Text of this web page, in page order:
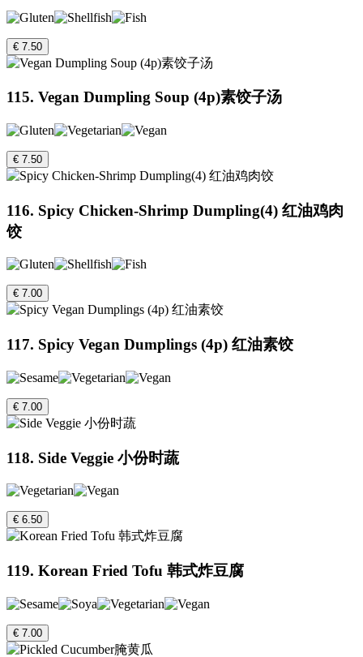
€ 7.50
115. Vegan Dumpling Soup (4p)素饺子汤
€ 7.50
116. Spicy Chicken-Shrimp Dumpling(4) 红油鸡肉
饺
€ 7.00
117. Spicy Vegan Dumplings (4p) 红油素饺
€ 7.00
118. Side Veggie 小份时蔬
€ 6.50
119. Korean Fried Tofu 韩式炸豆腐
€ 7.00